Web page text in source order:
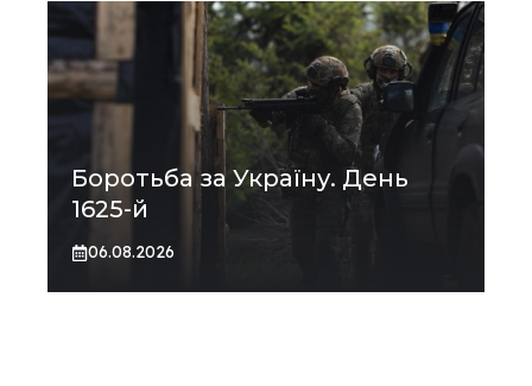
Боротьба за Україну. День
1625-й
06.08.2026